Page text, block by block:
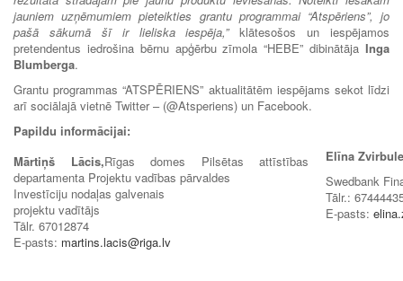
jauniem uzņēmumiem pieteikties grantu programmai “Atspēriens”, jo
pašā sākumā šī ir lieliska iespēja,”klātesošos un iespējamos
pretendentus iedrošina bērnu apģērbu zīmola “HEBE” dibinātāja Inga
Blumberga.
Grantu programmas “ATSPĒRIENS” aktualitātēm iespējams sekot līdzi
arī sociālajā vietnē Twitter – (@Atsperiens) un Facebook.
Papildu informācijai:
Mārtiņš Lācis,Rīgas domes Pilsētas attīstības
departamenta Projektu vadības pārvaldes
Investīciju nodaļas galvenais
projektu vadītājs
Tālr. 67012874
E-pasts: martins.lacis@riga.lv
Elīna
Swedbank
Tālr.:
E-pasts: